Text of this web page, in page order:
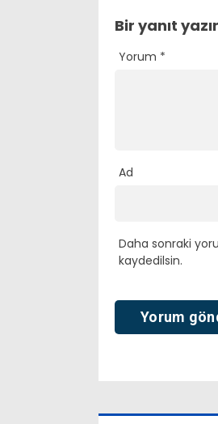
Bir yanıt
Yorum *
Ad
Daha sonraki
kaydedilsin.